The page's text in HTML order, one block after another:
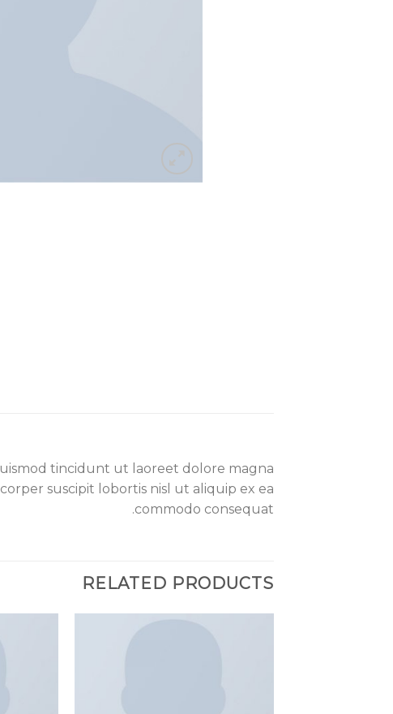
tincidunt ut laoreet dolore magna
suscipit lobortis nisl ut aliquip ex ea
commodo consequat.
RELATED PRODUCTS